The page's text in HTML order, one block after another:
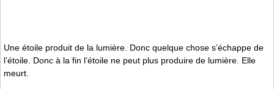
Une étoile produit de la lumière. Donc quelque chose s’échappe de
l’étoile. Donc à la fin l’étoile ne peut plus produire de lumière. Elle
meurt.